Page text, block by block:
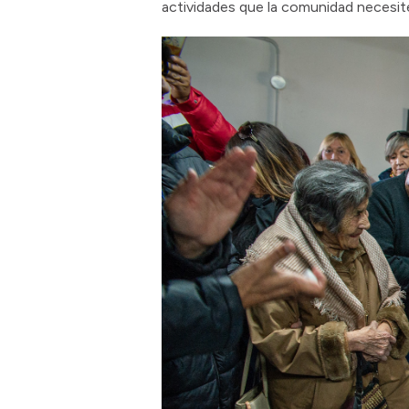
actividades que la comunidad